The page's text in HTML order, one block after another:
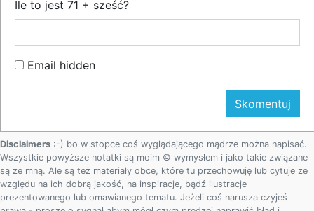
Ile to jest 71 + sześć?
Email hidden
Disclaimers :-) bo w stopce coś wyglądającego mądrze można napisać.
Wszystkie powyższe notatki są moim © wymysłem i jako takie związane
są ze mną. Ale są też materiały obce, które tu przechowuję lub cytuje ze
względu na ich dobrą jakość, na inspiracje, bądź ilustracje
prezentowanego lub omawianego tematu. Jeżeli coś narusza czyjeś